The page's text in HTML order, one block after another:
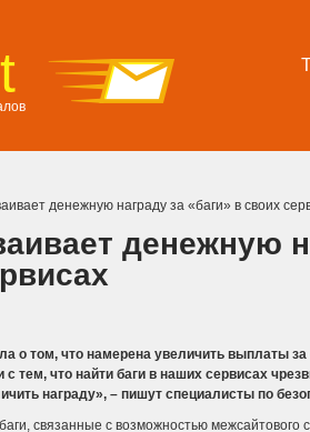
денежную награду за «баги» в своих
денежную
о том, что намерена увеличить выплаты
с тем, что найти баги в наших сервисах
награду», – пишут специалисты по
связанные с возможностью межсайтового